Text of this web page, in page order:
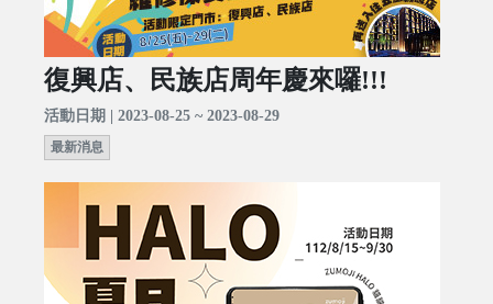
復興店、民族店周年慶來囉!!!
活動日期 | 2023-08-25 ~ 2023-08-29
最新消息